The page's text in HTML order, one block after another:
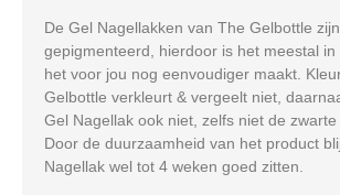
De Gel Nagellakken van The Gelbottle
gepigmenteerd, hierdoor is het meestal
het voor jou nog eenvoudiger maakt.
Gelbottle verkleurt & vergeelt niet,
Gel Nagellak ook niet, zelfs niet de
Door de duurzaamheid van het product
Nagellak wel tot 4 weken goed zitten.